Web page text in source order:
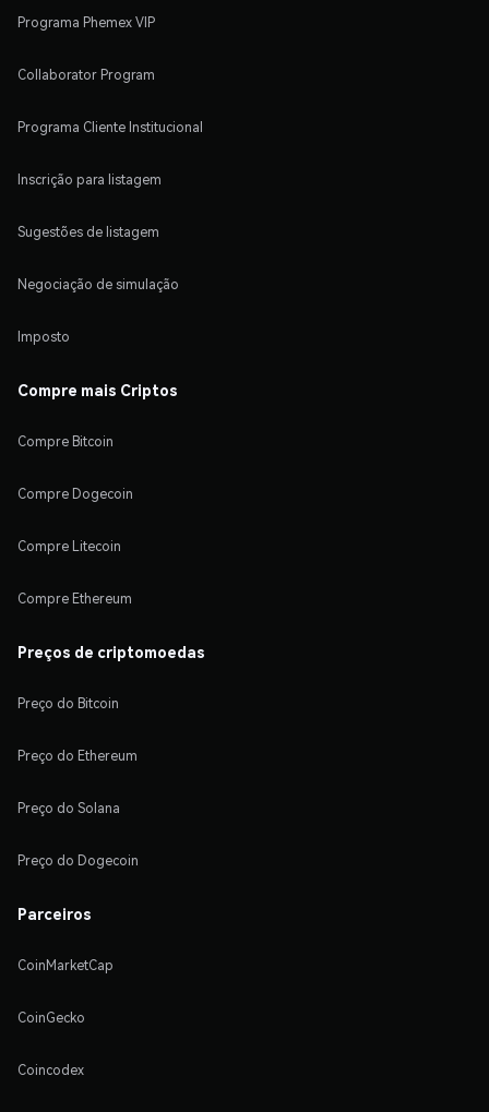
Programa Phemex VIP
Collaborator Program
Programa Cliente Institucional
Inscrição para listagem
Sugestões de listagem
Negociação de simulação
Imposto
Compre mais Criptos
Compre Bitcoin
Compre Dogecoin
Compre Litecoin
Compre Ethereum
Preços de criptomoedas
Preço do Bitcoin
Preço do Ethereum
Preço do Solana
Preço do Dogecoin
Parceiros
CoinMarketCap
CoinGecko
Coincodex